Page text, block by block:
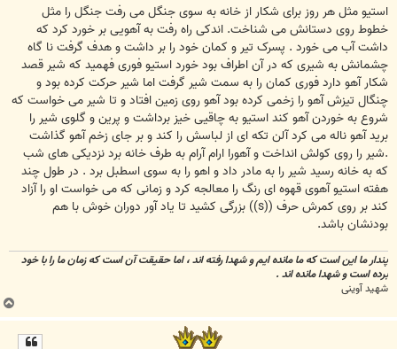
ت
استیو مثل هر روز برای شکار از خانه به سوی جنگل می رفت جنگل را مثل
خطوط روی دستانش می شناخت. اندکی راه رفت به آهویی بر خورد کرد که
داشت آب می خورد . پسرک تیر و کمان خود را بر داشت و هدف گرفت نا گاه
چشمانش به شیری که در آن اطراف بود خورد استیو فوری فهمید که شیر قصد
شکار آهو دارد فوری کمان را به سمت شیر گرفت اما شیر حرکت کرده بود و
چنگال تیزش آهو را زخمی کرده بود آهو روی زمین افتاد و تا شیر می خواست که
شروع به خوردن آهو کند استیو به چاقیی خیز برداشت و پرین و گلوی شیر را
برید آهو ناله می کرد آلن تکه ای از لباسش را کند و بر جای زخم آهو گذاشت
.شیر را روی کولش انداخت و آهورا ارام آرام به طرف خانه برد نزدیکی های شب
که به خانه رسید شیر را به مادر داد و اهو را به سوی اسطبل برد . در طول چند
هفته استیو آهوی قهوه ای رنگ را معالجه کرد و زمانی که می خواست او را آزاد
کند بر روی کمرش حرف ((s)) بزرگی کشید تا یاد آور دوران خوش با هم
بودنشان باشد.
پندار ما این است که ما مانده ایم و شهدا رفته اند ، اما حقیقت آن است که زمان ما را با خود
برده است و شهدا مانده اند .
شهید آوینی
ب
ا